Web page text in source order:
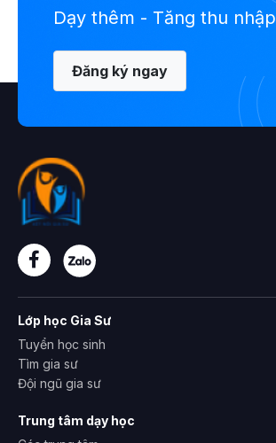
Dạy thêm - Tăng thu nhập
Đăng ký ngay
Lớp học Gia Sư
Tuyển học sinh
Tìm gia sư
Đội ngũ gia sư
Trung tâm dạy học